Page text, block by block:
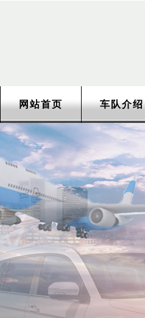
网站首页 车队介绍